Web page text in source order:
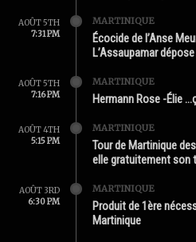
AOÛT 5TH
7:31 PM
MARTINIQUE
Écocide de l’Anse
L’Assaupamar
AOÛT 5TH
7:16 PM
MARTINIQUE
Hermann Rose -Élie
AOÛT 4TH
5:15 PM
MARTINIQUE
Tour de Martinique
elle gratuitement son
AOÛT 3RD
6:30 PM
MARTINIQUE
Produit de 1ère
Martinique